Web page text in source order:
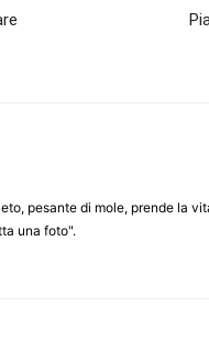
pesante di mole, prende la
una foto".